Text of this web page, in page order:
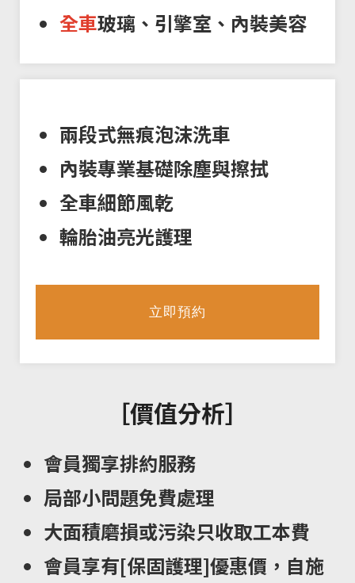
全車玻璃、引擎室、內裝美容
兩段式無痕泡沫洗車
內裝專業基礎除塵與擦拭
全車細節風乾
輪胎油亮光護理
立即預約
［價值分析］
會員獨享排約服務
局部小問題免費處理
大面積磨損或污染只收取工本費
會員享有[保固護理]優惠價，自施